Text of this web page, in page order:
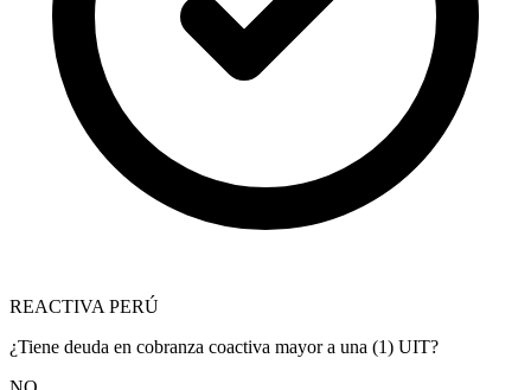
REACTIVA PERÚ
¿Tiene deuda en cobranza coactiva mayor a una (1) UIT?